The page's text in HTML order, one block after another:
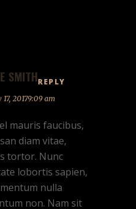
SMITHREPLY
17, 20179:09 am
mauris faucibus,
diam vitae,
tortor. Nunc
lobortis sapien,
nulla
non. Nam sit